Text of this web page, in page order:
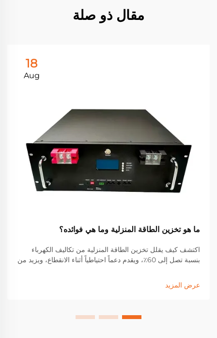
مقال ذو صلة
18
Aug
ما هو تخزين الطاقة المنزلية وما هي فوائده؟
اكتشف كيف يقلل تخزين الطاقة المنزلية من تكاليف الكهرباء
بنسبة تصل إلى 60٪، ويقدم دعماً احتياطياً أثناء الانقطاع، ويزيد من
والادخار والأداء في العالم الحقيقي. احصل على دليلك المجاني عن
الطاقة الشمسية مع تخزين الطاقة الآن.
عرض المزيد